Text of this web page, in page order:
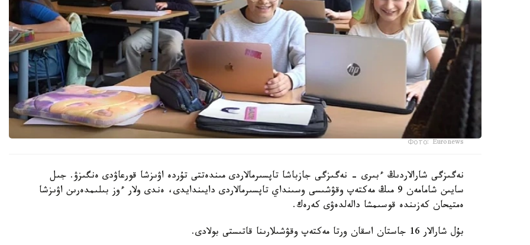
Фото: Euronews
نەگىزگى شارالاردىڭ ءبىرى - نەگىزگى جازباشا تاپسىرمالاردى مىندەتتى تۇردە اۋىزشا قورعاۋدى ەنگىزۋ. جىل
سايىن شامامەن 9 مىڭ مەكتەپ وقۋشىسى وسىنداي تاپسىرمالاردى دايىندايدى، ەندى ولار ءوز بىلىمدەرىن اۋىزشا
ەمتيحان كەزىندە قوسىمشا دالەلدەۋى كەرەك.
بۇل شارالار 16 جاستان اسقان ورتا مەكتەپ وقۋشىلارىنا قاتىستى بولادى.